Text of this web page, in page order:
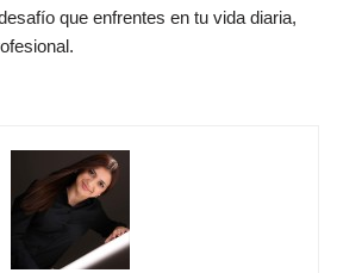
que enfrentes en tu vida diaria,